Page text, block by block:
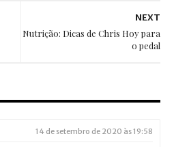
NEXT
Nutrição: Dicas de Chris Hoy para
o pedal
14 de setembro de 2020 às 19:58